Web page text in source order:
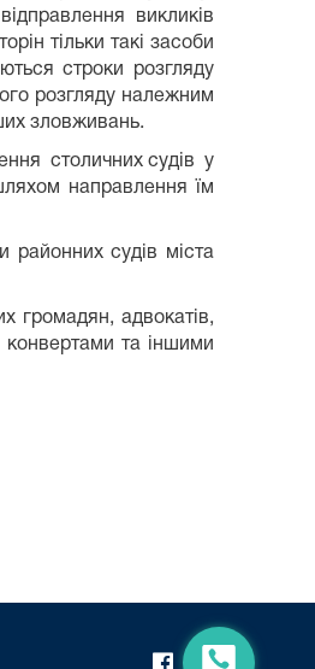
викликів
тільки такі засоби
строки розгляду
розгляду належним
зловживань.
столичних судів у
направлення їм
районних судів міста
громадян, адвокатів,
конвертами та іншими